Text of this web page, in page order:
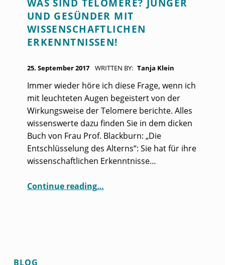
WAS SIND TELOMERE? JÜNGER
UND GESÜNDER MIT
WISSENSCHAFTLICHEN
ERKENNTNISSEN!
25. September 2017 WRITTEN BY: Tanja Klein
Immer wieder höre ich diese Frage, wenn ich
mit leuchteten Augen begeistert von der
Wirkungsweise der Telomere berichte. Alles
wissenswerte dazu finden Sie in dem dicken
Buch von Frau Prof. Blackburn: „Die
Entschlüsselung des Alterns“: Sie hat für ihre
wissenschaftlichen Erkenntnisse…
Continue reading“Was sind Telomere? Jünger und gesünder mit wissenschaftlichen Erkenntnissen!”
…
BLOG